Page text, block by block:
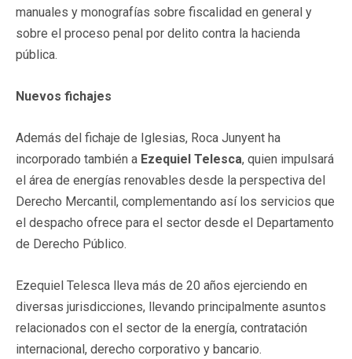
manuales y monografías sobre fiscalidad en general y
sobre el proceso penal por delito contra la hacienda
pública.
Nuevos fichajes
Además del fichaje de Iglesias, Roca Junyent ha
incorporado también a Ezequiel Telesca, quien impulsará
el área de energías renovables desde la perspectiva del
Derecho Mercantil, complementando así los servicios que
el despacho ofrece para el sector desde el Departamento
de Derecho Público.
Ezequiel Telesca lleva más de 20 años ejerciendo en
diversas jurisdicciones, llevando principalmente asuntos
relacionados con el sector de la energía, contratación
internacional, derecho corporativo y bancario.